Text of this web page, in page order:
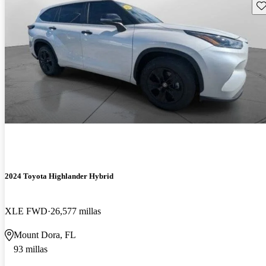
2024 Toyota Highlander Hybrid
XLE FWD 26,577 millas
Mount Dora, FL
93 millas